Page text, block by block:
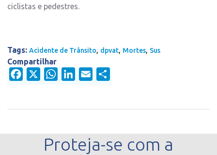
ciclistas e pedestres.
Tags: Acidente de Trânsito, dpvat, Mortes, Sus
Compartilhar
Facebook
WhatsAppLinkedIn
Email
Proteja-se com a